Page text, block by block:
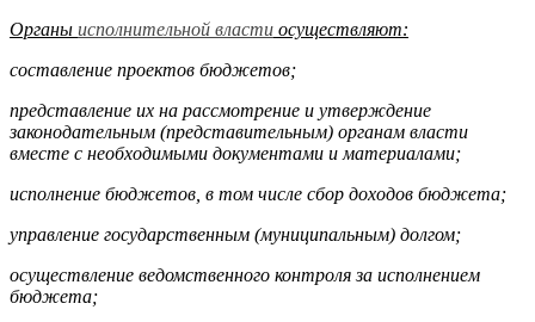
Органы исполнительной власти осуществляют:
составление проектов бюджетов;
представление их на рассмотрение и утверждение
законодатель­ным (представительным) органам власти
вместе с необходимыми документами и материалами;
исполнение бюджетов, в том числе сбор доходов бюджета;
управление государственным (муниципальным) долгом;
осуществление ведомственного контроля за исполнением
бюдже­та;